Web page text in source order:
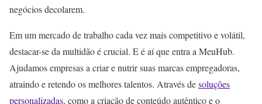
negócios decolarem.
Em um mercado de trabalho cada vez mais competitivo e volátil,
destacar-se da multidão é crucial. E é aí que entra a MeuHub.
Ajudamos empresas a criar e nutrir suas marcas empregadoras,
atraindo e retendo os melhores talentos. Através desoluções
personalizadas, como a criação de conteúdo autêntico e o